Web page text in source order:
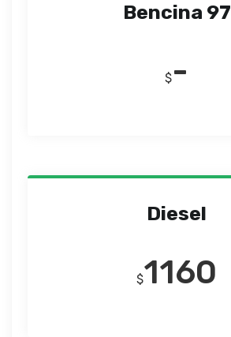
Bencina 97
$-
Diesel
$1160